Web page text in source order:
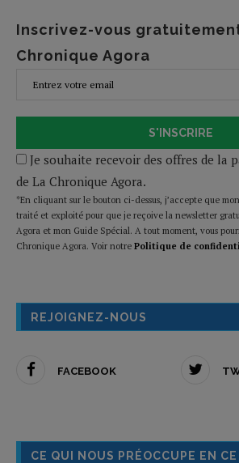
Inscrivez-vous
Chronique Agora
S'INSCRIRE
Je souhaite recevoir des offres de la
de La Chronique Agora.
*En cliquant sur le bouton ci-dessus, j’accepte que
traité et exploité pour que je reçoive la newsletter
Agora et mon Guide Spécial. A tout moment, vous
Chronique Agora. Voir notre Politique de
REJOIGNEZ-NOUS
FACEBOOK
CE QUI NOUS PRÉOCCUPE EN